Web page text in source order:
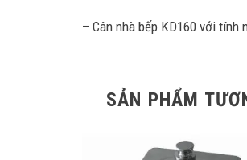
– Cân nhà bếp KD160 với tính
SẢN PHẨM